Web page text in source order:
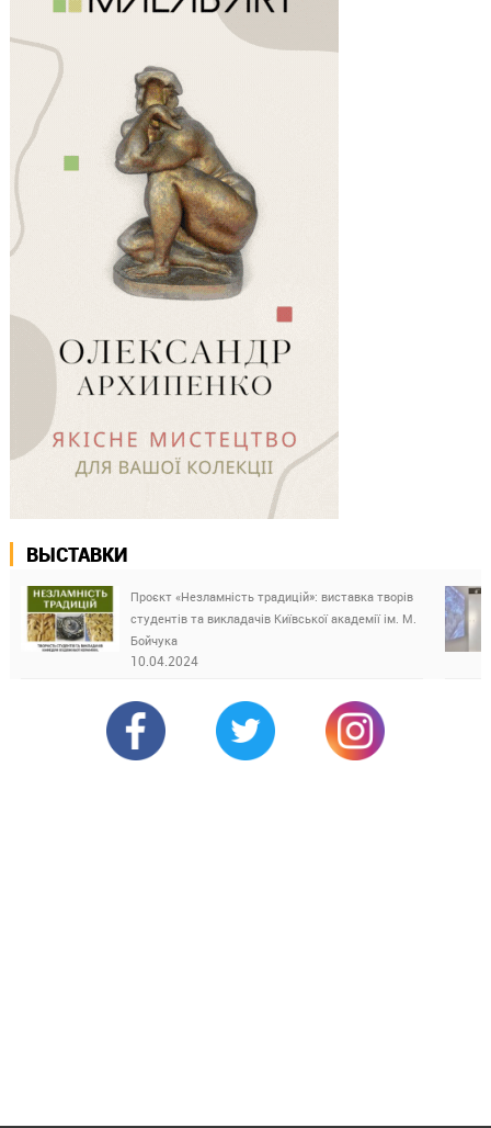
ВЫСТАВКИ
Проєкт «Незламність традицій»: виставка творів
студентів та викладачів Київської академії ім. М.
Бойчука
10.04.2024